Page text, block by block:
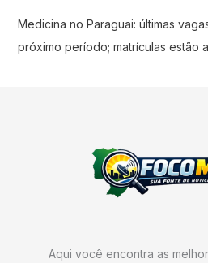
Medicina no Paraguai: últimas
próximo período; matrículas estão
Aqui você encontra as